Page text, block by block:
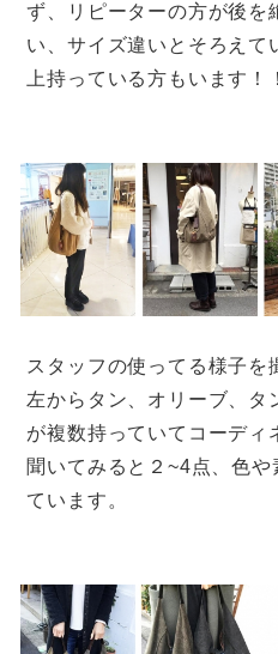
ず、リピーターの方が後を
い、サイズ違いとそろえて
上持っている方もいます！！
スタッフの使ってる様子を
左からタン、オリーブ、タ
が複数持っていてコーディ
聞いてみると２~4点、色
ています。